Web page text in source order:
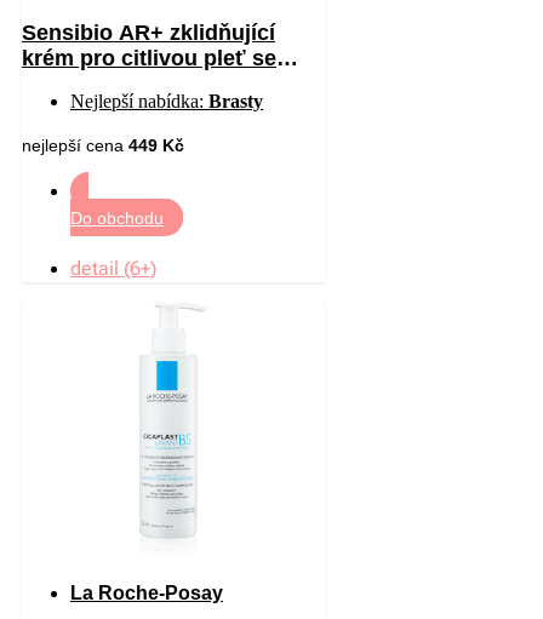
Sensibio AR+ zklidňující
krém pro citlivou pleť se
Nejlepší nabídka: Brasty
nejlepší cena 449 Kč
Do obchodu
detail (6+)
La Roche-Posay